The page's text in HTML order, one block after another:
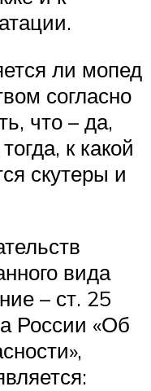
ли мопед
согласно
что – да,
к какой
скутеры и
вида
– ст. 25
России «Об